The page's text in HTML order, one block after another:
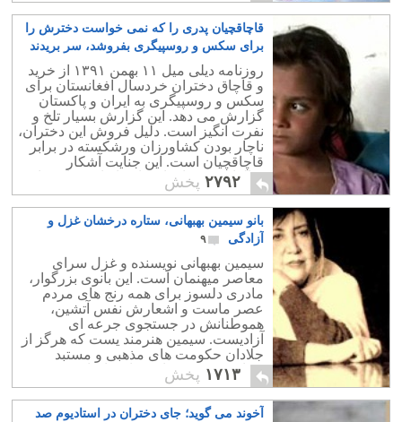
قاچاقچیان پدری را که نمی خواست دخترش را
برای سکس و روسپیگری بفروشد، سر بریدند
۸
روزنامه دیلی میل ۱۱ بهمن ۱۳۹۱ از خرید
و قاچاق دختران خردسال افغانستان برای
سکس و روسپیگری به ایران و پاکستان
گزارش می دهد. این گزارش بسیار تلخ و
نفرت انگیز است. دلیل فروش این دختران،
ناچار بودن کشاورزان ورشکسته در برابر
قاچاقچیان است. این جنایت آشکار
سالهاست در افغانستان، ایران، وپاکستان
ادامه دارد.
۲۷۹۲ پخش
بانو سیمین بهبهانی، ستاره درخشان غزل و
آزادگی
۹
سیمین بهبهانی نویسنده و غزل‌ سرای
معاصر میهنمان است. این بانوی بزرگوار،
مادری دلسوز برای همه رنج های مردم
عصر ماست و اشعارش نفس آتشین،
هموطنانش در جستجوی جرعه ای
آزادیست. سیمین هنرمند یست که هرگز از
جلادان حکومت های مذهبی و مستبد
نهراسید و در پیشاپیش اعتراضات مردمی
آغوش بر روی خطرات گشود.
۱۷۱۳ پخش
آخوند می گوید؛ جای دختران در استادیوم صد